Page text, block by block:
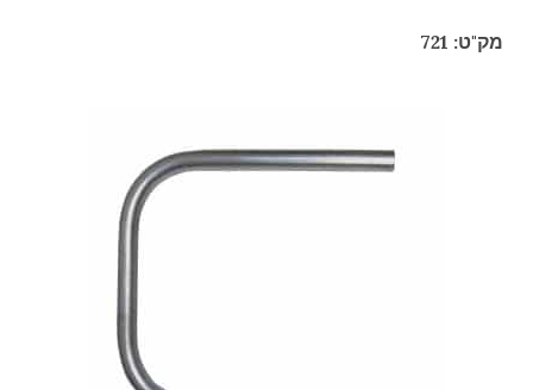
מק"ט: 721